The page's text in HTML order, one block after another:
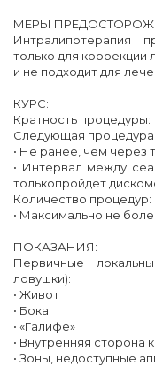
МЕРЫ
Интралипотерапия
только для
и не подходит для
КУРС:
Кратность процедуры:
Следующая процедура:
• Не ранее, чем через
• Интервал между
толькопройдет
Количество процедур:
• Максимально не
ПОКАЗАНИЯ:
Первичные
ловушки):
• Живот
• Бока
• «Галифе»
• Внутренняя сторона
• Зоны, недоступные